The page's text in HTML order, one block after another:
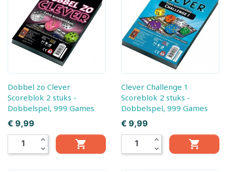
Dobbel zo Clever
Scoreblok 2 stuks -
Dobbelspel, 999 Games
Prijs
€ 9,99
expand_less
expand_more

Clever Challenge 1
Scoreblok 2 stuks -
Dobbelspel, 999 Games
Prijs
€ 9,99
expand_less
expand_more
